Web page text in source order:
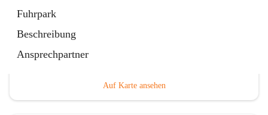
Fuhrpark
Beschreibung
Ansprechpartner
Auf Karte ansehen